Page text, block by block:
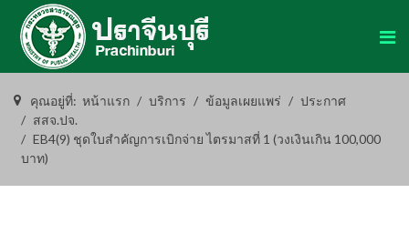
คุณอยู่ที่: หน้าแรก บริการ ข้อมูลเผยแพร่
ประกาศ
สสจ.ปจ.
EB4(9) ชุดใบสำคัญการเบิกจ่าย ไตรมาสที่ 1 (วงเงินเกิน 100,000
บาท)